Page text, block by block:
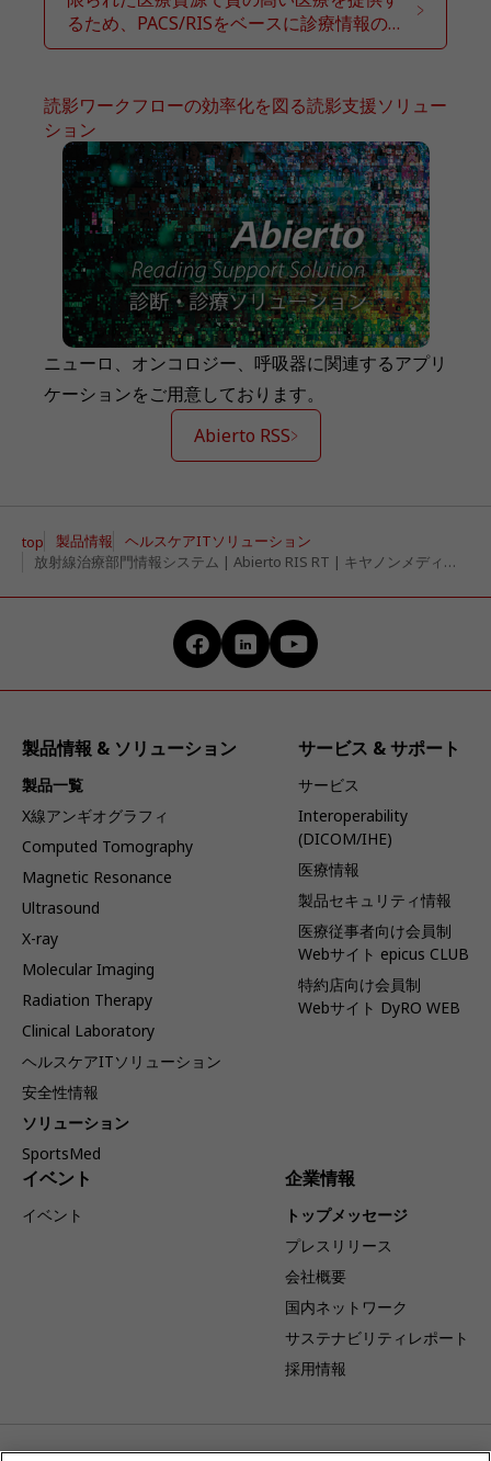
るため、PACS/RISをベースに診療情報の活
用に取り組む
読影ワークフローの効率化を図る読影支援ソリュー
ション
ニューロ、オンコロジー、呼吸器に関連するアプリ
ケーションをご用意しております。
Abierto RSS
top 製品情報
ヘルスケアITソリューション
放射線治療部門情報システム | Abierto RIS RT | キヤノンメディカルシステムズ
製品情報 & ソリューション
製品一覧
X線アンギオグラフィ
Computed Tomography
Magnetic Resonance
Ultrasound
X-ray
Molecular Imaging
Radiation Therapy
Clinical Laboratory
ヘルスケアITソリューション
安全性情報
ソリューション
SportsMed
サービス & サポート
サービス
Interoperability
(DICOM/IHE)
医療情報
製品セキュリティ情報
医療従事者向け会員制
Webサイト epicus CLUB
特約店向け会員制
Webサイト DyRO WEB
イベント
イベント
企業情報
トップメッセージ
プレスリリース
会社概要
国内ネットワーク
サステナビリティレポート
採用情報